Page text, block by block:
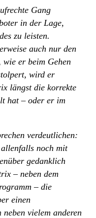
Gang
in der Lage,
zu leisten.
auch nur den
wie er beim Gehen
wird er
längst die korrekte
hat – oder er im
verdeutlichen:
noch mit
gedanklich
– neben dem
– die
einen
vielem anderen